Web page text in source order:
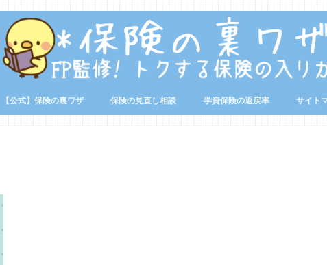
【公式】保険の裏ワザ 保険の見直し相談 学資保険の返戻率 サイト